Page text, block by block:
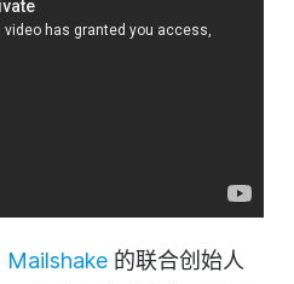
Mailshake 的联合创始人